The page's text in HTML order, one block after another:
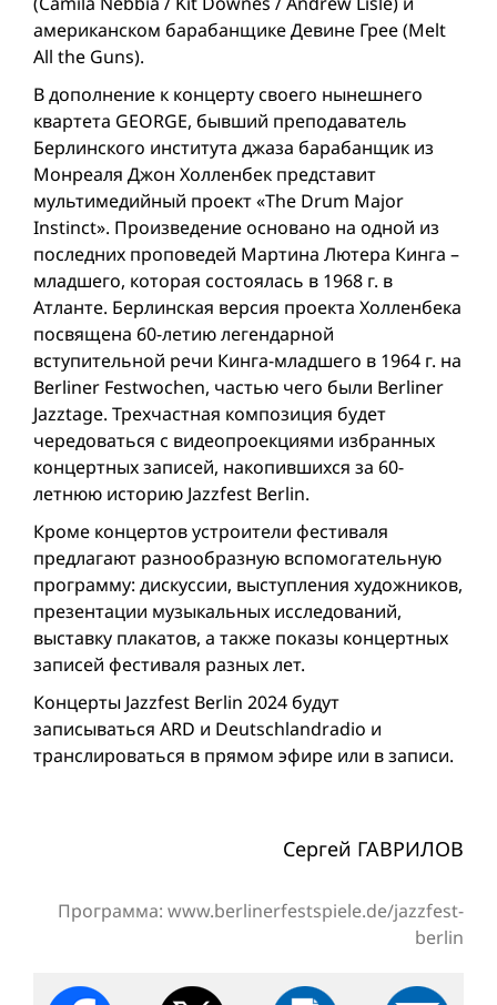
американском барабанщике Девине Грее (Melt
All the Guns).
В дополнение к концерту своего нынешнего
квартета GEORGE, бывший преподаватель
Берлинского института джаза барабанщик из
Монреаля Джон Холленбек представит
мультимедийный проект «The Drum Major
Instinct». Произведение основано на одной из
последних проповедей Мартина Лютера Кинга –
младшего, которая состоялась в 1968 г. в
Атланте. Берлинская версия проекта Холленбека
посвящена 60-летию легендарной
вступительной речи Кинга-младшего в 1964 г. на
Berliner Festwochen, частью чего были Berliner
Jazztage. Трехчастная композиция будет
чередоваться с видеопроекциями избранных
концертных записей, накопившихся за 60-
летнюю историю Jazzfest Berlin.
Кроме концертов устроители фестиваля
предлагают разнообразную вспомогательную
программу: дискуссии, выступления художников,
презентации музыкальных исследований,
выставку плакатов, а также показы концертных
записей фестиваля разных лет.
Концерты Jazzfest Berlin 2024 будут
записываться ARD и Deutschlandradio и
транслироваться в прямом эфире или в записи.
Сергей ГАВРИЛОВ
Программа: www.berlinerfestspiele.de/jazzfest-
berlin